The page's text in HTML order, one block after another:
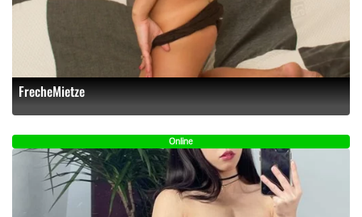
FrecheMietze
Online